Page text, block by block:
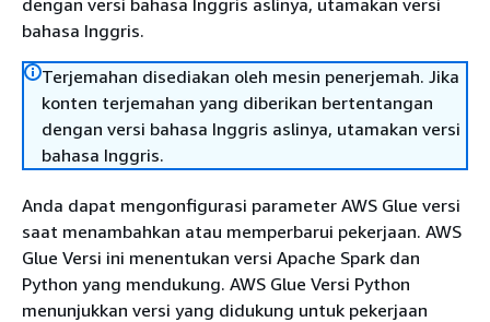
dengan versi bahasa Inggris aslinya, utamakan versi
bahasa Inggris.
Terjemahan disediakan oleh mesin penerjemah. Jika
konten terjemahan yang diberikan bertentangan
dengan versi bahasa Inggris aslinya, utamakan versi
bahasa Inggris.
Anda dapat mengonfigurasi parameter AWS Glue versi
saat menambahkan atau memperbarui pekerjaan. AWS
Glue Versi ini menentukan versi Apache Spark dan
Python yang mendukung. AWS Glue Versi Python
menunjukkan versi yang didukung untuk pekerjaan